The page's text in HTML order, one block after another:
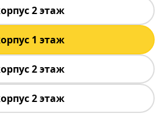
2 этаж
1 этаж
2 этаж
2 этаж